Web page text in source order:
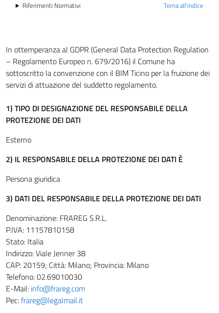
Torna all'indice
Riferimenti Normativi
In ottemperanza al GDPR (General Data Protection Regulation
– Regolamento Europeo n. 679/2016) il Comune ha
sottoscritto la convenzione con il BIM Ticino per la fruizione dei
servizi di attuazione del suddetto regolamento.
1) TIPO DI DESIGNAZIONE DEL RESPONSABILE DELLA
PROTEZIONE DEI DATI
Esterno
2) IL RESPONSABILE DELLA PROTEZIONE DEI DATI È
Persona giuridica
3) DATI DEL RESPONSABILE DELLA PROTEZIONE DEI DATI
Denominazione: FRAREG S.R.L.
P.IVA: 11157810158
Stato: Italia
Indirizzo: Viale Jenner 38
CAP: 20159; Città: Milano; Provincia: Milano
Telefono: 02.69010030
E-Mail: info@frareg.com
Pec:frareg@legalmail.it